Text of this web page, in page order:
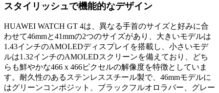
スタイリッシュで機能的なデザイン
HUAWEI WATCH GT 4は、異なる手首のサイズと好みに合
わせて46mmと41mmの2つのサイズがあり、大きいモデルは
1.43インチのAMOLEDディスプレイを搭載し、小さいモデ
ルは1.32インチのAMOLEDスクリーンを備えており、どち
らも鮮やかな466 x 466ピクセルの解像度を特徴としていま
す。耐久性のあるステンレススチール製で、46mmモデルに
はグリーンコンポジット、ブラックフルオロラバー、グレー